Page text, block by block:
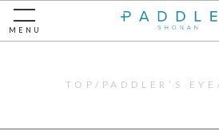
MENU
TOP PADDLER’S EYE